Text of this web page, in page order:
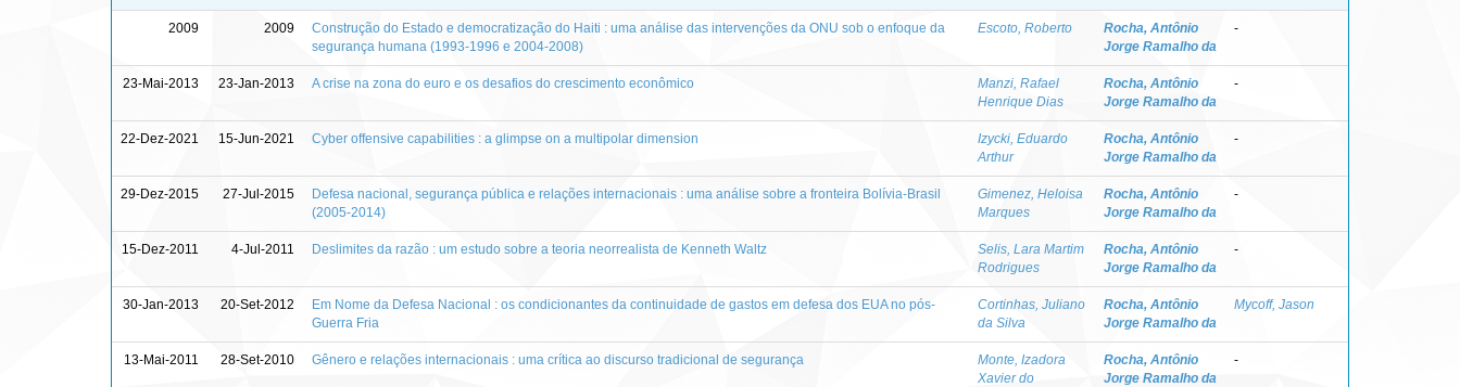
2009 2009
Construção do Estado e democratização do Haiti : uma análise das intervenções da ONU sob o enfoque da
segurança humana (1993-1996 e 2004-2008)
Escoto, Roberto
Rocha, Antônio
Jorge Ramalho da
-
23-Mai-2013 23-Jan-2013 A crise na zona do euro e os desafios do crescimento econômico
Manzi, Rafael
Henrique Dias
Rocha, Antônio
Jorge Ramalho da
-
22-Dez-2021 15-Jun-2021 Cyber offensive capabilities : a glimpse on a multipolar dimension
Izycki, Eduardo
Arthur
Rocha, Antônio
Jorge Ramalho da
-
29-Dez-2015 27-Jul-2015
Defesa nacional, segurança pública e relações internacionais : uma análise sobre a fronteira Bolívia-Brasil
(2005-2014)
Gimenez, Heloisa
Marques
Rocha, Antônio
Jorge Ramalho da
-
15-Dez-2011 4-Jul-2011 Deslimites da razão : um estudo sobre a teoria neorrealista de Kenneth Waltz
Selis, Lara Martim
Rodrigues
Rocha, Antônio
Jorge Ramalho da
-
30-Jan-2013 20-Set-2012
Em Nome da Defesa Nacional : os condicionantes da continuidade de gastos em defesa dos EUA no pós-
Guerra Fria
Cortinhas, Juliano
da Silva
Rocha, Antônio
Jorge Ramalho da
Mycoff, Jason
13-Mai-2011 28-Set-2010 Gênero e relações internacionais : uma crítica ao discurso tradicional de segurança
Monte, Izadora
Xavier do
Rocha, Antônio
Jorge Ramalho da
-